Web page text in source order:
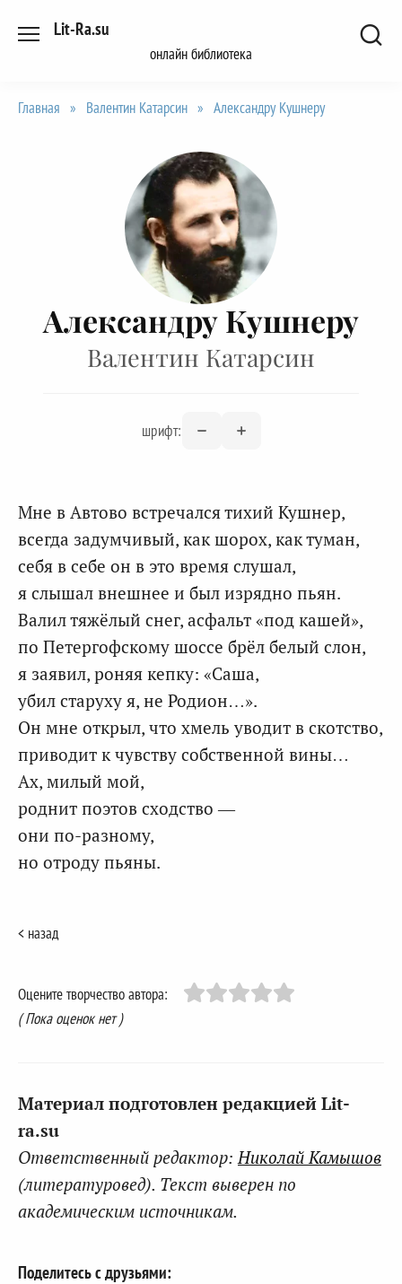
Lit-Ra.su
онлайн библиотека
Главная » Валентин Катарсин » Александру Кушнеру
Александру Кушнеру
Валентин Катарсин
шрифт:
Мне в Автово встречался тихий Кушнер,
всегда задумчивый, как шорох, как туман,
себя в себе он в это время слушал,
я слышал внешнее и был изрядно пьян.
Валил тяжёлый снег, асфальт «под кашей»,
по Петергофскому шоссе брёл белый слон,
я заявил, роняя кепку: «Саша,
убил старуху я, не Родион…».
Он мне открыл, что хмель уводит в скотство,
приводит к чувству собственной вины…
Ах, милый мой,
роднит поэтов сходство —
они по-разному,
но отроду пьяны.
< назад
Оцените творчество автора:
( Пока оценок нет )
Материал подготовлен редакцией Lit-
ra.su
Ответственный редактор: Николай Камышов
(литературовед). Текст выверен по
академическим источникам.
Поделитесь с друзьями: